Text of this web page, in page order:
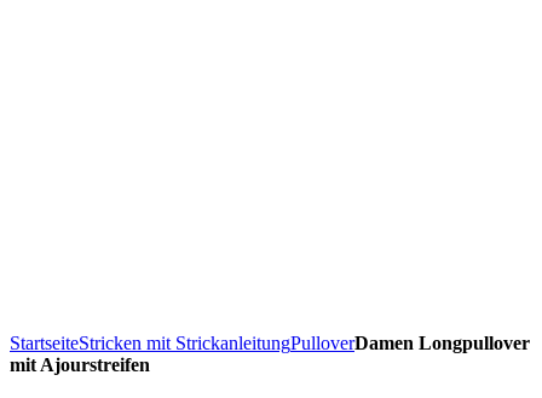
StartseiteStricken mit StrickanleitungPulloverDamen Longpullover
mit Ajourstreifen